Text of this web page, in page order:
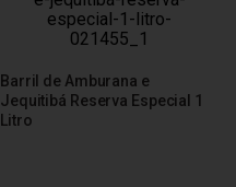
Barril de Amburana e
Jequitibá Reserva Especial 1
Litro